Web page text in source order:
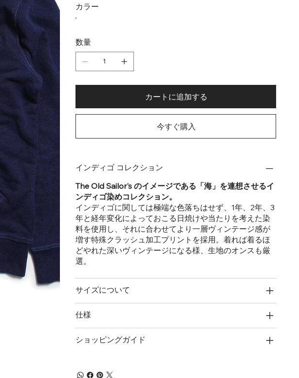
カラー
数量
カートに追加する
今すぐ購入
インディゴ コレクション
The Old Sailor's のイメージである「海」を連想させるイ
ンディゴ染めコレクション。
インディゴに関しては極端な色落ちはせず、1年、2年、3
年と経年変化によっておこる日焼けや当たりを考えた染
料を使用し、それに合わせてより一層ヴィンテージ感が
増す特殊クラッシュ加工プリントを採用。着れば着るほ
どやれた深いヴィンテージになる様、生地のオンスも厳
選。
サイズについて
仕様
ショッピングガイド